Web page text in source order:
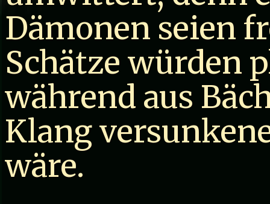
Dämonen seien
Schätze würden
während aus
Klang
wäre.